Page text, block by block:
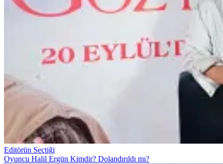
Editörün Seçtiği
Oyuncu Halil Ergün Kimdir? Dolandırıldı mı?